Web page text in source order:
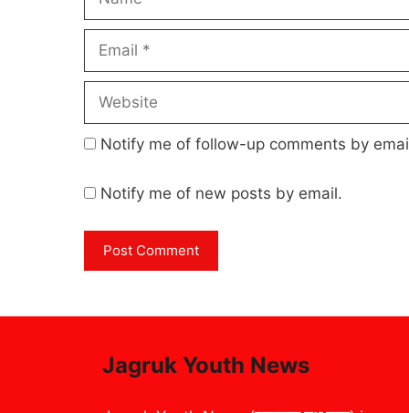
Email
Website
Notify me of follow-up comments by
Notify me of new posts by email.
Jagruk Youth News